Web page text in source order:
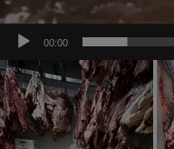
00:00